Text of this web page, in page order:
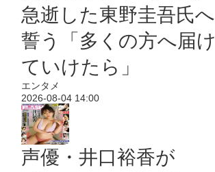
急逝した東野圭吾氏へ
誓う「多くの方へ届け
ていけたら」
エンタメ
2026-08-04 14:00
声優・井口裕香が